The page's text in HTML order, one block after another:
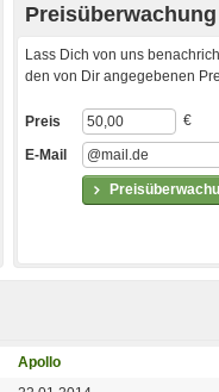
Preisüberwachung
Lass Dich von uns
den von Dir angegebenen
Preis €
E-Mail
Apollo